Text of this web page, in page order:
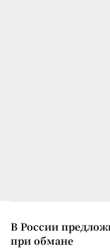
В России
при обмане